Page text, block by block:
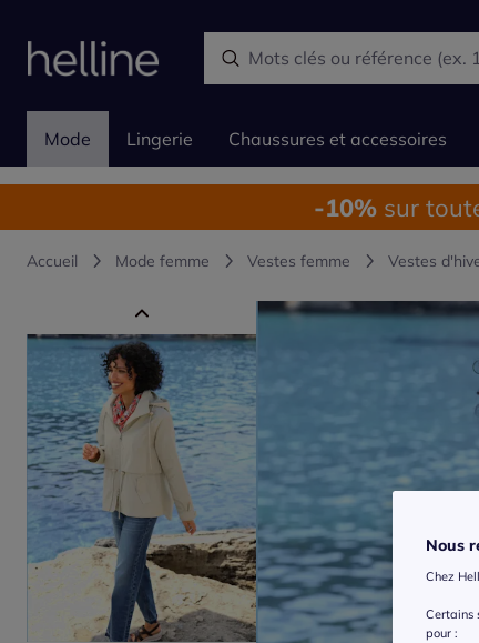
Mode Lingerie Chaussures et accessoires
-10% sur
Accueil Mode femme Vestes femme Vestes
Nous
Chez
Certains
pour :